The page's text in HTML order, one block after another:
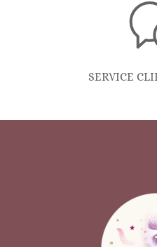
SERVICE